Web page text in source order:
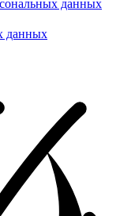
данных
данных